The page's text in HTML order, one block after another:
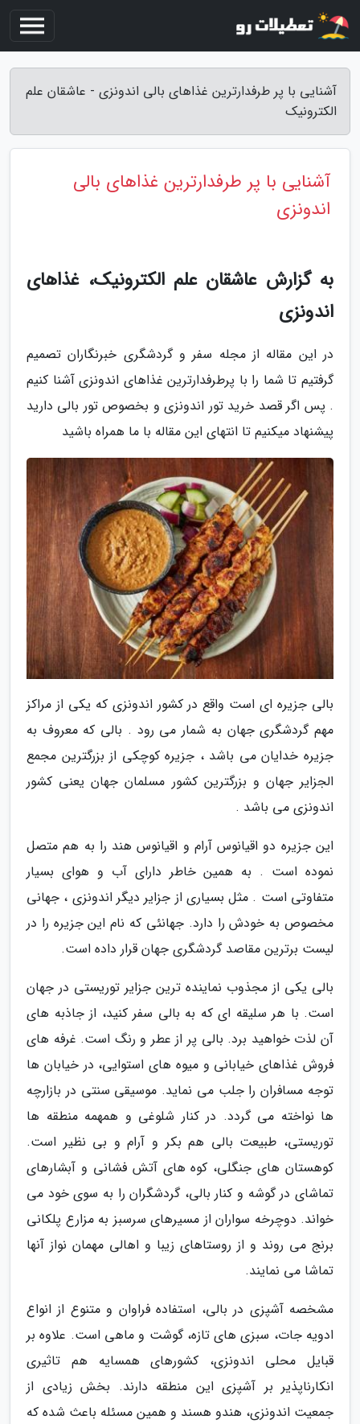
آشنایی با پر طرفدارترین غذاهای بالی اندونزی - عاشقان علم
الکترونیک
آشنایی با پر طرفدارترین غذاهای بالی
اندونزی
به گزارش عاشقان علم الکترونیک، غذاهای
اندونزی
در این مقاله از مجله سفر و گردشگری خبرنگاران تصمیم
گرفتیم تا شما را با پرطرفدارترین غذاهای اندونزی آشنا کنیم
. پس اگر قصد خرید تور اندونزی و بخصوص تور بالی دارید
پیشنهاد میکنیم تا انتهای این مقاله با ما همراه باشید
بالی جزیره ای است واقع در کشور اندونزی که یکی از مراکز
مهم گردشگری جهان به شمار می رود . بالی که معروف به
جزیره خدایان می باشد ، جزیره کوچکی از بزرگترین مجمع
الجزایر جهان و بزرگترین کشور مسلمان جهان یعنی کشور
اندونزی می باشد .
این جزیره دو اقیانوس آرام و اقیانوس هند را به هم متصل
نموده است . به همین خاطر دارای آب و هوای بسیار
متفاوتی است . مثل بسیاری از جزایر دیگر اندونزی ، جهانی
مخصوص به خودش را دارد. جهانئی که نام این جزیره را در
لیست برترین مقاصد گردشگری جهان قرار داده است.
بالی یکی از مجذوب نماینده ترین جزایر توریستی در جهان
است. با هر سلیقه ای که به بالی سفر کنید، از جاذبه های
آن لذت خواهید برد. بالی پر از عطر و رنگ است. غرفه های
فروش غذاهای خیابانی و میوه های استوایی، در خیابان ها
توجه مسافران را جلب می نماید. موسیقی سنتی در بازارچه
ها نواخته می گردد. در کنار شلوغی و همهمه منطقه ها
توریستی، طبیعت بالی هم بکر و آرام و بی نظیر است.
کوهستان های جنگلی، کوه های آتش فشانی و آبشارهای
تماشای در گوشه و کنار بالی، گردشگران را به سوی خود می
خواند. دوچرخه سواران از مسیرهای سرسبز به مزارع پلکانی
برنج می روند و از روستاهای زیبا و اهالی مهمان نواز آنها
تماشا می نمایند.
مشخصه آشپزی در بالی، استفاده فراوان و متنوع از انواع
ادویه جات، سبزی های تازه، گوشت و ماهی است. علاوه بر
قبایل محلی اندونزی، کشورهای همسایه هم تاثیری
انکارناپذیر بر آشپزی این منطقه دارند. بخش زیادی از
جمعیت اندونزی، هندو هسند و همین مسئله باعث شده که